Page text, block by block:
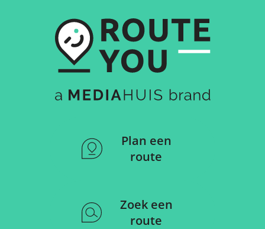
Plan een
route
Zoek een
route